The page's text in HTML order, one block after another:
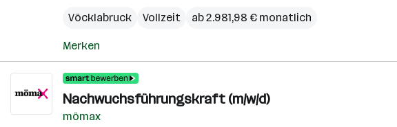
Vöcklabruck
Vollzeit ab 2.981,98 € monatlich
Merken
Nachwuchsführungskraft (m/w/d)
mömax